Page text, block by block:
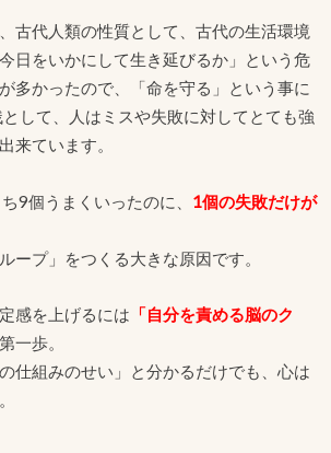
古代人類の性質として、古代の生活環境
日をいかにして生き延びるか」という危
多かったので、「命を守る」という事に
して、人はミスや失敗に対してとても強
来ています。
9個うまくいったのに、 1個の失敗だけが
ープ」をつくる大きな原因です。
感を上げるには 「自分を責める脳のク
一歩。
仕組みのせい」と分かるだけでも、心は